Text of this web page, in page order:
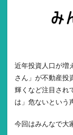
近年投資人口が増
さん」が不動産投
輝くなど注目され
は」危ないという
今回はみんなで大